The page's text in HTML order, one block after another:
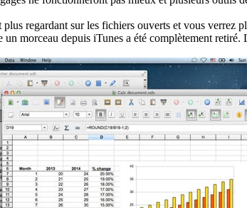
plus regardant sur les fichiers ouverts et vous
un morceau depuis iTunes a été complètement